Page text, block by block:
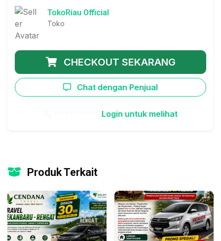
TokoRiau Official
Toko
CHECKOUT SEKARANG
Chat dengan Penjual
Login untuk melihat
Produk Terkait